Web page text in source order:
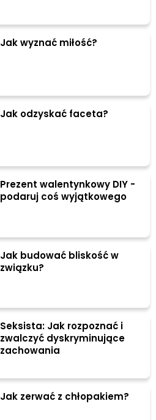
Jak wyznać miłość?
Jak odzyskać faceta?
Prezent walentynkowy DIY -
podaruj coś wyjątkowego
Jak budować bliskość w
związku?
Seksista: Jak rozpoznać i
zwalczyć dyskryminujące
zachowania
Jak zerwać z chłopakiem?